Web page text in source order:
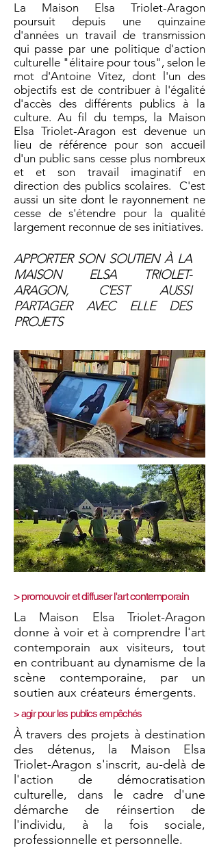
La Maison Elsa Triolet-Aragon
poursuit depuis une quinzaine
d'années un travail de transmission
qui passe par une politique d'action
culturelle "élitaire pour tous", selon le
mot d'Antoine Vitez, dont l'un des
objectifs est de contribuer à l'égalité
d'accès des différents publics à la
culture. Au fil du temps, la Maison
Elsa Triolet-Aragon est devenue un
lieu de référence pour son accueil
d'un public sans cesse plus nombreux
et et son travail imaginatif en
direction des publics scolaires. C'est
aussi un site dont le rayonnement ne
cesse de s'étendre pour la qualité
largement reconnue de ses initiatives.
APPORTER SON SOUTIEN À LA
MAISON ELSA TRIOLET-
ARAGON, C'EST AUSSI
PARTAGER AVEC ELLE DES
PROJETS
> promouvoir et diffuser l'art contemporain
La Maison Elsa Triolet-Aragon
donne à voir et à comprendre l'art
contemporain aux visiteurs, tout
en contribuant au dynamisme de la
scène contemporaine, par un
soutien aux créateurs émergents.
> agir pour les publics empêchés
À travers des projets à destination
des détenus, la Maison Elsa
Triolet-Aragon s'inscrit, au-delà de
l'action de démocratisation
culturelle, dans le cadre d'une
démarche de réinsertion de
l'individu, à la fois sociale,
professionnelle et personnelle.